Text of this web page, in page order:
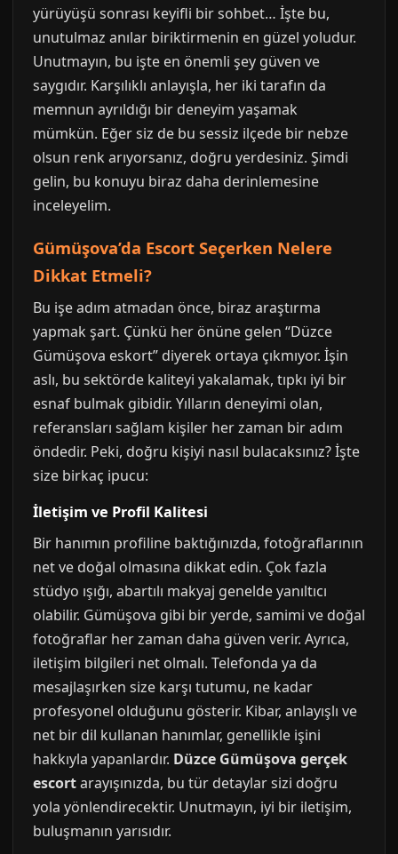
yürüyüşü sonrası keyifli bir sohbet… İşte bu,
unutulmaz anılar biriktirmenin en güzel yoludur.
Unutmayın, bu işte en önemli şey güven ve
saygıdır. Karşılıklı anlayışla, her iki tarafın da
memnun ayrıldığı bir deneyim yaşamak
mümkün. Eğer siz de bu sessiz ilçede bir nebze
olsun renk arıyorsanız, doğru yerdesiniz. Şimdi
gelin, bu konuyu biraz daha derinlemesine
inceleyelim.
Gümüşova’da Escort Seçerken Nelere
Dikkat Etmeli?
Bu işe adım atmadan önce, biraz araştırma
yapmak şart. Çünkü her önüne gelen “Düzce
Gümüşova eskort” diyerek ortaya çıkmıyor. İşin
aslı, bu sektörde kaliteyi yakalamak, tıpkı iyi bir
esnaf bulmak gibidir. Yılların deneyimi olan,
referansları sağlam kişiler her zaman bir adım
öndedir. Peki, doğru kişiyi nasıl bulacaksınız? İşte
size birkaç ipucu:
İletişim ve Profil Kalitesi
Bir hanımın profiline baktığınızda, fotoğraflarının
net ve doğal olmasına dikkat edin. Çok fazla
stüdyo ışığı, abartılı makyaj genelde yanıltıcı
olabilir. Gümüşova gibi bir yerde, samimi ve doğal
fotoğraflar her zaman daha güven verir. Ayrıca,
iletişim bilgileri net olmalı. Telefonda ya da
mesajlaşırken size karşı tutumu, ne kadar
profesyonel olduğunu gösterir. Kibar, anlayışlı ve
net bir dil kullanan hanımlar, genellikle işini
hakkıyla yapanlardır. Düzce Gümüşova gerçek
escortarayışınızda, bu tür detaylar sizi doğru
yola yönlendirecektir. Unutmayın, iyi bir iletişim,
buluşmanın yarısıdır.